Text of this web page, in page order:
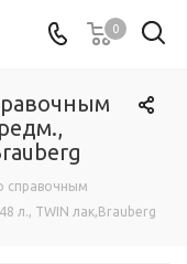
0
справочным
л., TWIN лак,Brauberg